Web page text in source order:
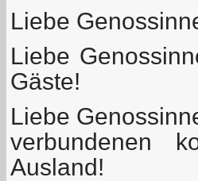
Liebe
Liebe
Gäste!
Liebe
verbundenen
Ausland!